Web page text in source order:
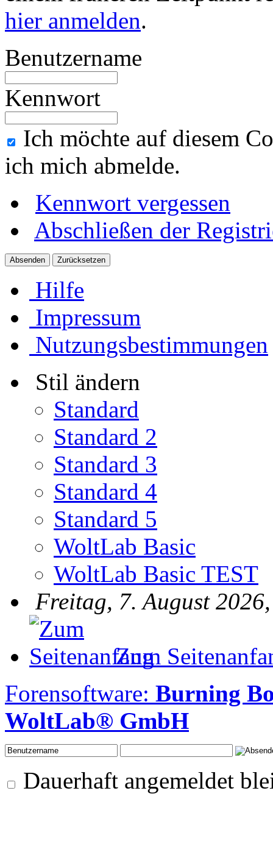
hier anmelden.
Benutzername
Kennwort
Ich möchte auf diesem
ich mich abmelde.
Kennwort vergessen
Abschließen der
Hilfe
Impressum
Nutzungsbestimmungen
Stil ändern
Standard
Standard 2
Standard 3
Standard 4
Standard 5
WoltLab Basic
WoltLab Basic TEST
Freitag, 7. August
Zum
Forensoftware: Burning
WoltLab® GmbH
Dauerhaft angemeldet